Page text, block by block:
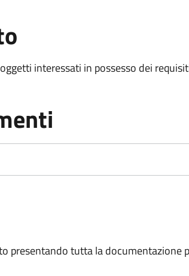
interessati in possesso dei
presentando tutta la documentazione